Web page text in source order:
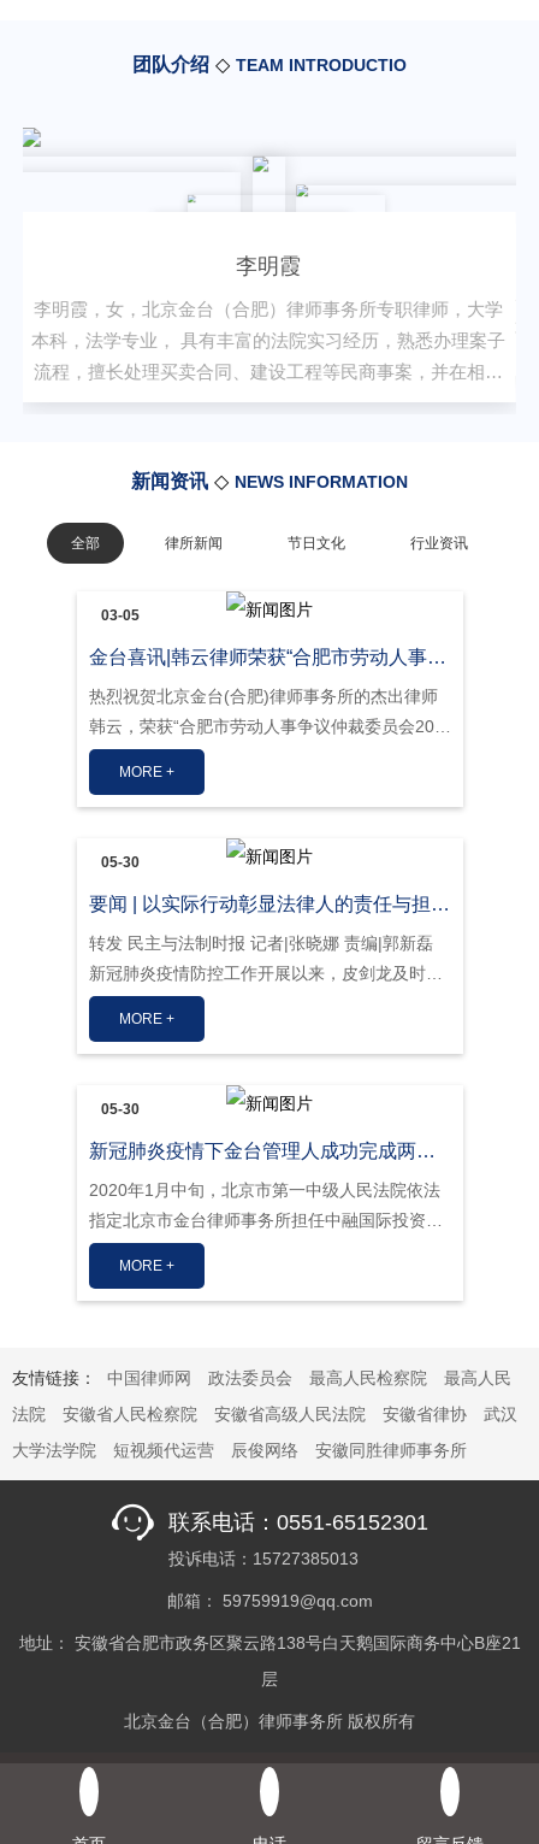
团队介绍 ◇ TEAM INTRODUCTIO
暂无简介
北京金台（合肥）律师事务所专职律师。
量案子。安徽卫视“经视1时间”特邀律师。
李明霞
李明霞，女，北京金台（合肥）律师事务所专职律师，大学
本科，法学专业， 具有丰富的法院实习经历，熟悉办理案子
流程，擅长处理买卖合同、建设工程等民商事案，并在相关
领域积累了丰富经验。
宋金梅，北京金台（合肥）律师事务所专
责任纠纷、劳动争议仲裁和诉讼等业务。
务技能和专业知识，为当事人提供优质
师范大学安徽校友会会长、广西师范大学法学院
会长、北京金台（合肥）律师事务所资深律师
任，合肥市律师协会公司法专委会委员、合肥市
社会阶层人士联谊会副秘书长、中gong北京金台
姜孝虎
届合肥市十jia律师，第六届安徽省优秀律师，原安徽同胜律
师事务所创始主任，现为北京市金台律师事务所副主任、合
新闻资讯 ◇ NEWS INFORMATION
全部 律所新闻 节日文化 行业资讯
03-05
金台喜讯|韩云律师荣获“合肥市劳动人事争议仲裁委员会2024年度优秀仲裁员”的荣誉称号
热烈祝贺北京金台(合肥)律师事务所的杰出律师
韩云，荣获“合肥市劳动人事争议仲裁委员会202
4年度优秀仲裁员”的荣誉称号。
MORE +
05-30
要闻 | 以实际行动彰显法律人的责任与担当 全国政协委员皮剑龙积极履职助力疫情防控
转发 民主与法制时报 记者|张晓娜 责编|郭新磊
新冠肺炎疫情防控工作开展以来，皮剑龙及时组
织金台律师事务所疫情防控工作专班，落实政
策，采取措施；倡导律所律师积极开展“云办公、
MORE +
05-30
新冠肺炎疫情下金台管理人成功完成两个破产清算案件的第一次债权人会议
2020年1月中旬，北京市第一中级人民法院依法
指定北京市金台律师事务所担任中融国际投资有
限公司和凯达标准二手车鉴定评估有限责任公司
管理人。依照北京市第一中级人民法院发布的公
告，这两个破产清算案件分别定于2020年2月20
MORE +
友情链接： 中国律师网 政法委员会 最高人民检察院
最高人民
法院
安徽省人民检察院 安徽省高级人民法院 安徽省律协
武汉
大学法学院
短视频代运营 辰俊网络 安徽同胜律师事务所
联系电话：0551-65152301
投诉电话：15727385013
邮箱： 59759919@qq.com
地址： 安徽省合肥市政务区聚云路138号白天鹅国际商务中心B座21
层
北京金台（合肥）律师事务所 版权所有